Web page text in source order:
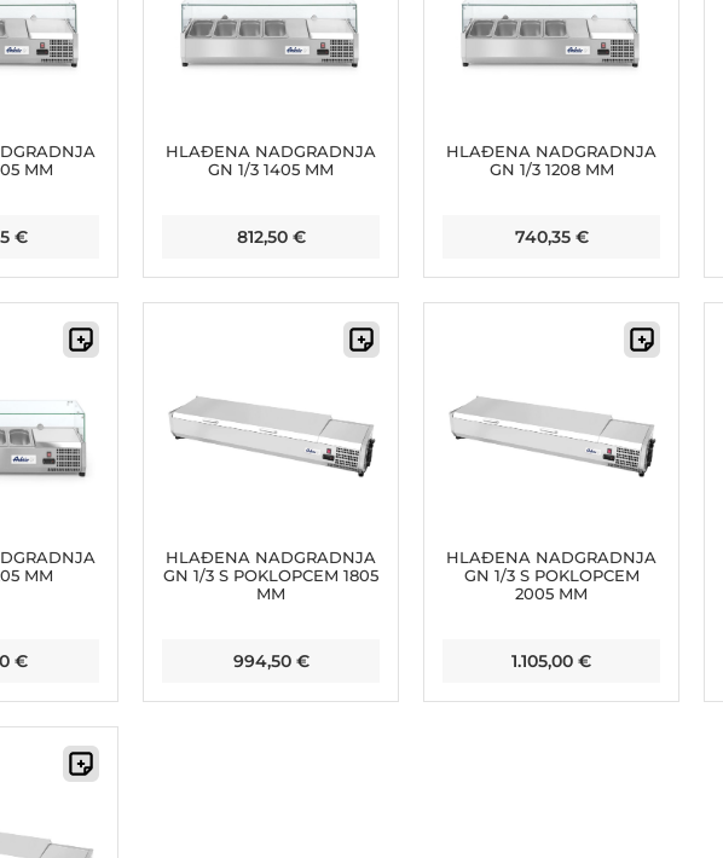
MM
€
HLAĐENA NADGRADNJA
GN 1/3 1405 MM
812,50 €
HLAĐENA NADGRADNJA
GN 1/3 1208 MM
740,35 €
MM
€
HLAĐENA NADGRADNJA
GN 1/3 S POKLOPCEM 1805
MM
994,50 €
HLAĐENA NADGRADNJA
GN 1/3 S POKLOPCEM
2005 MM
1.105,00 €